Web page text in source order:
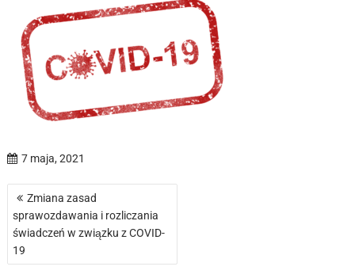
7 maja, 2021
Nawigacja
wpisu
Zmiana zasad
sprawozdawania i rozliczania
świadczeń w związku z COVID-
19